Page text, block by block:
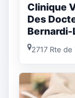
Clinique
Des
Bernardi-
2717 Rte